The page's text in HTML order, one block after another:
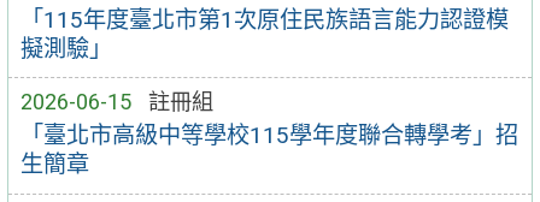
「115年度臺北市第1次原住民族語言能力認證模
擬測驗」
2026-06-15 註冊組
「臺北市高級中等學校115學年度聯合轉學考」招
生簡章